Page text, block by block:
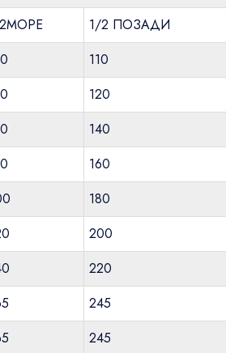
1/2 ПОЗАДИ
110
120
140
160
180
200
220
245
245